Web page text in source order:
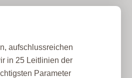
aufschlussreichen
in 25 Leitlinien der
Parameter